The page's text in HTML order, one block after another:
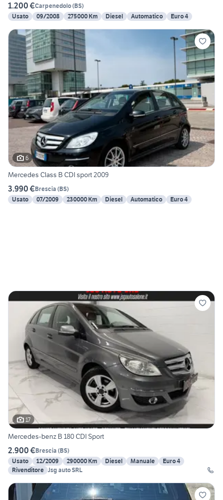
1.200 €Carpenedolo(BS)
Usato
09/2008 275000 Km Diesel Automatico Euro 4
6
Mercedes Class B CDI sport 2009
3.990 €Brescia (BS)
Usato
07/2009 230000 Km Diesel Automatico Euro 4
17
Mercedes-benz B 180 CDI Sport
2.900 €Brescia (BS)
Usato
12/2009 290000 Km Diesel Manuale
Euro 4
Rivenditore Jsg auto SRL